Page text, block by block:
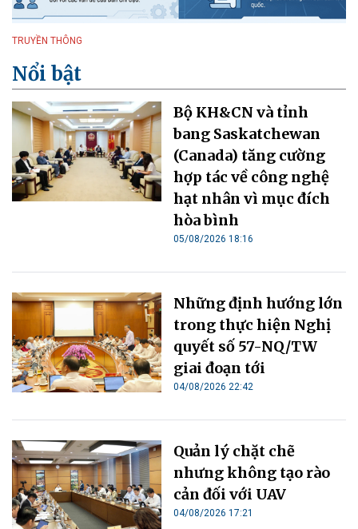
TRUYỀN THÔNG
Nổi bật
Bộ KH&CN và tỉnh
bang Saskatchewan
(Canada) tăng cường
hợp tác về công nghệ
hạt nhân vì mục đích
hòa bình
05/08/2026 18:16
Những định hướng lớn
trong thực hiện Nghị
quyết số 57-NQ/TW
giai đoạn tới
04/08/2026 22:42
Quản lý chặt chẽ
nhưng không tạo rào
cản đối với UAV
04/08/2026 17:21